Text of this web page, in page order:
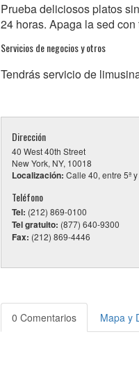
Prueba deliciosos platos
24 horas. Apaga la sed
Servicios de negocios y otros
Tendrás servicio de
Dirección
40 West 40th Street
New York, NY, 10018
Localización: Calle 40, entre 5ª
Teléfono
Tel: (212) 869-0100
Tel gratuito: (877) 640-9300
Fax: (212) 869-4446
0 Comentarios Mapa y